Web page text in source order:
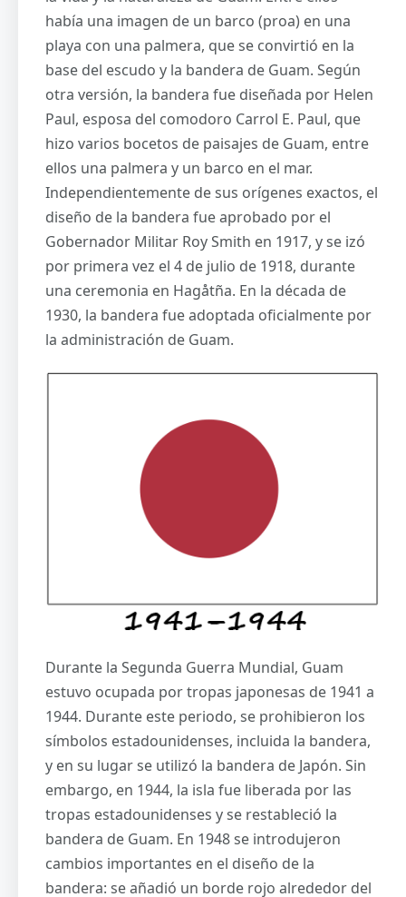
había una imagen de un barco (proa) en una
playa con una palmera, que se convirtió en la
base del escudo y la bandera de Guam. Según
otra versión, la bandera fue diseñada por Helen
Paul, esposa del comodoro Carrol E. Paul, que
hizo varios bocetos de paisajes de Guam, entre
ellos una palmera y un barco en el mar.
Independientemente de sus orígenes exactos, el
diseño de la bandera fue aprobado por el
Gobernador Militar Roy Smith en 1917, y se izó
por primera vez el 4 de julio de 1918, durante
una ceremonia en Hagåtña. En la década de
1930, la bandera fue adoptada oficialmente por
la administración de Guam.
Durante la Segunda Guerra Mundial, Guam
estuvo ocupada por tropas japonesas de 1941 a
1944. Durante este periodo, se prohibieron los
símbolos estadounidenses, incluida la bandera,
y en su lugar se utilizó la bandera de Japón. Sin
embargo, en 1944, la isla fue liberada por las
tropas estadounidenses y se restableció la
bandera de Guam. En 1948 se introdujeron
cambios importantes en el diseño de la
bandera: se añadió un borde rojo alrededor del